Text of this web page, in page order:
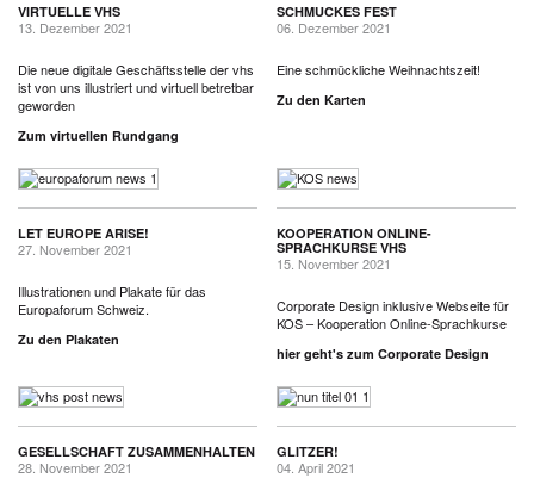
VIRTUELLE VHS
13. Dezember 2021
Die neue digitale Geschäftsstelle der vhs
ist von uns illustriert und virtuell betretbar
geworden
Zum virtuellen Rundgang
SCHMUCKES FEST
06. Dezember 2021
Eine schmückliche Weihnachtszeit!
Zu den Karten
LET EUROPE ARISE!
27. November 2021
Illustrationen und Plakate für das
Europaforum Schweiz.
Zu den Plakaten
KOOPERATION ONLINE-
SPRACHKURSE VHS
15. November 2021
Corporate Design inklusive Webseite für
KOS – Kooperation Online-Sprachkurse
hier geht's zum Corporate Design
GESELLSCHAFT ZUSAMMENHALTEN
28. November 2021
GLITZER!
04. April 2021